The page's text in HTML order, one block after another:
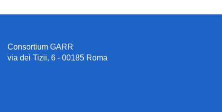
Consortium GARR
via dei Tizii, 6 - 00185 Roma